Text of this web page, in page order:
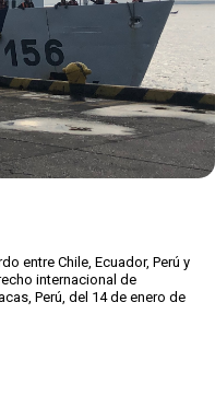
entre Chile, Ecuador, Perú y
internacional de
Perú, del 14 de enero de